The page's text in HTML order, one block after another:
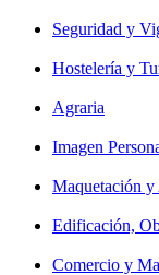
Seguridad y
Hostelería y
Agraria
Imagen
Maquetación y
Edificación,
Comercio y